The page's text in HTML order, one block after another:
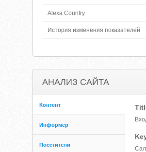
Alexa Country
История изменения показателей
АНАЛИЗ САЙТА
Контент
Информер
Посетители